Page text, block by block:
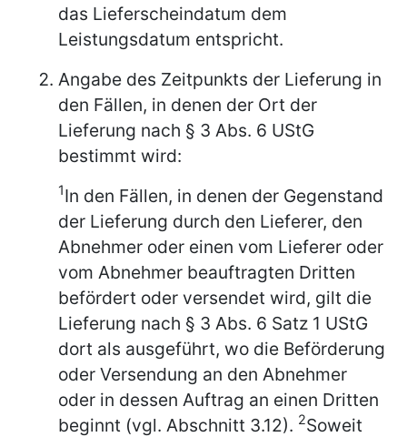
das Lieferscheindatum dem
Leistungsdatum entspricht.
Angabe des Zeitpunkts der Lieferung in
den Fällen, in denen der Ort der
Lieferung nach § 3 Abs. 6 UStG
bestimmt wird:
1In den Fällen, in denen der Gegenstand
der Lieferung durch den Lieferer, den
Abnehmer oder einen vom Lieferer oder
vom Abnehmer beauftragten Dritten
befördert oder versendet wird, gilt die
Lieferung nach § 3 Abs. 6 Satz 1 UStG
dort als ausgeführt, wo die Beförderung
oder Versendung an den Abnehmer
oder in dessen Auftrag an einen Dritten
beginnt (vgl. Abschnitt 3.12). 2Soweit